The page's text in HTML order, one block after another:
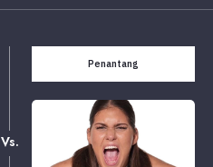
Vs.
Penantang